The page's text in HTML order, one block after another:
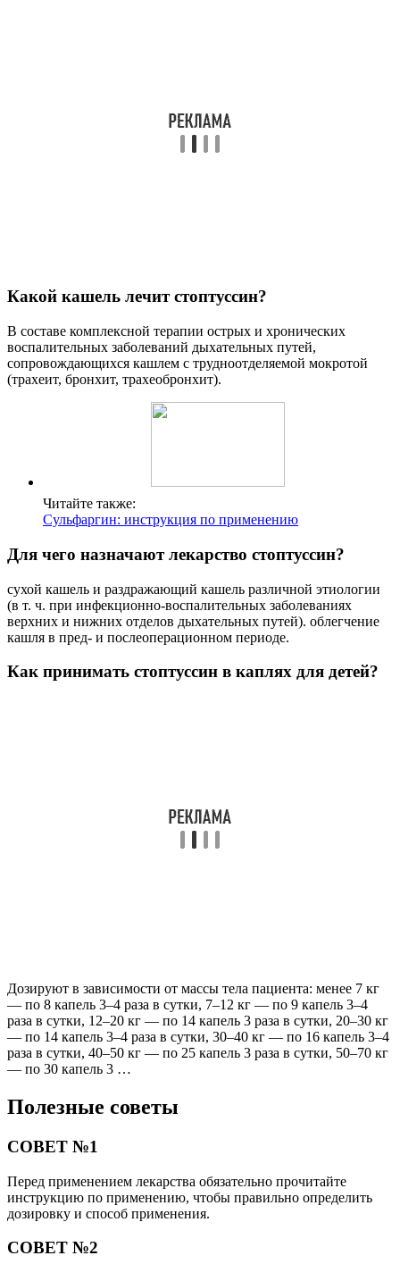
Какой кашель лечит стоптуссин?
В составе комплексной терапии острых и хронических
воспалительных заболеваний дыхательных путей,
сопровождающихся кашлем с трудноотделяемой мокротой
(трахеит, бронхит, трахеобронхит).
Читайте также:
Сульфаргин: инструкция по применению
Для чего назначают лекарство стоптуссин?
сухой кашель и раздражающий кашель различной этиологии
(в т. ч. при инфекционно-воспалительных заболеваниях
верхних и нижних отделов дыхательных путей). облегчение
кашля в пред- и послеоперационном периоде.
Как принимать стоптуссин в каплях для детей?
Дозируют в зависимости от массы тела пациента: менее 7 кг
— по 8 капель 3–4 раза в сутки, 7–12 кг — по 9 капель 3–4
раза в сутки, 12–20 кг — по 14 капель 3 раза в сутки, 20–30 кг
— по 14 капель 3–4 раза в сутки, 30–40 кг — по 16 капель 3–4
раза в сутки, 40–50 кг — по 25 капель 3 раза в сутки, 50–70 кг
— по 30 капель 3 …
Полезные советы
СОВЕТ №1
Перед применением лекарства обязательно прочитайте
инструкцию по применению, чтобы правильно определить
дозировку и способ применения.
СОВЕТ №2